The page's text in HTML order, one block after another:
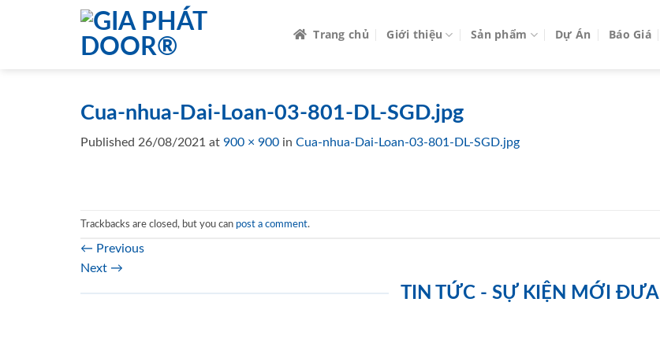
Trang chủ Giới thiệu Sản phẩm Dự Án Báo Giá
Cua-nhua-Dai-Loan-03-801-DL-SGD.jpg
Published 26/08/2021 at 900 × 900 in Cua-nhua-Dai-Loan-03-801-DL-SGD.jpg
Trackbacks are closed, but you can post a comment.
← Previous
Next →
TIN TỨC - SỰ KIỆN MỚI ĐƯA